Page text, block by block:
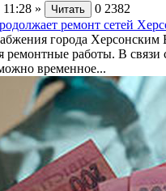
» Читать 0 2382
ремонт сетей
города Херсонским
ремонтные работы. В
временное...